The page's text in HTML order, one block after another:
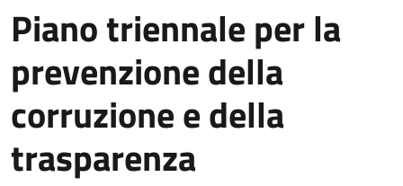
Piano triennale per la
prevenzione della
corruzione e della
trasparenza